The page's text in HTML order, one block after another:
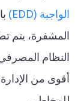
الواجبة (EDD)
المشفرة، يتم
النظام
أقوى من